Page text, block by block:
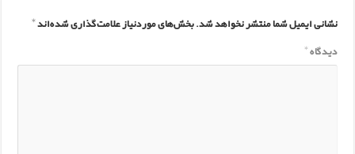
نشانی ایمیل شما منتشر نخواهد شد.بخش‌های موردنیاز علامت‌گذاری شده‌اند*
دیدگاه*